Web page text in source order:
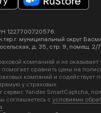
1227700720576.
муниципальный округ
д. 35, стр. 9, помещ. 2/7
компанией и не оказывает
помогает сравнить цены на
компаний и содействует
у страховых.
сервис Yandex SmartCaptcha,
соглашаетесь с условиями
.